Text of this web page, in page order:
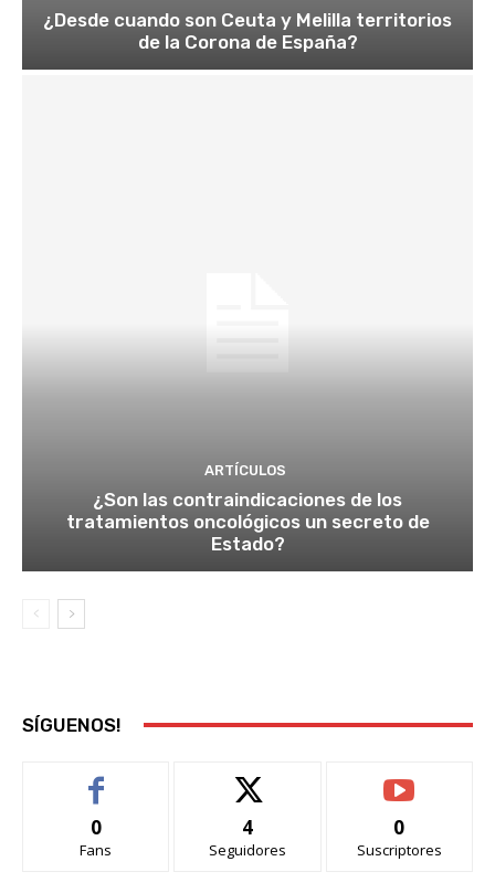
¿Desde cuando son Ceuta y Melilla territorios
de la Corona de España?
ARTÍCULOS
¿Son las contraindicaciones de los
tratamientos oncológicos un secreto de
Estado?
SÍGUENOS!
0
Fans
4
Seguidores
0
Suscriptores